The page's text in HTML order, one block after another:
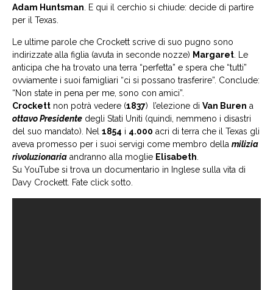
Adam Huntsman . E qui il cerchio si chiude: decide di partire
per il Texas.
Le ultime parole che Crockett scrive di suo pugno sono
indirizzate alla figlia (avuta in seconde nozze) Margaret . Le
anticipa che ha trovato una terra “perfetta” e spera che “tutti”
ovviamente i suoi famigliari “ci si possano trasferire”. Conclude:
“Non state in pena per me, sono con amici”.
Crockett non potrà vedere (1837) l’elezione di Van Buren a
ottavo Presidente degli Stati Uniti (quindi, nemmeno i disastri
del suo mandato). Nel 1854 i 4.000 acri di terra che il Texas gli
aveva promesso per i suoi servigi come membro della milizia
rivoluzionaria andranno alla moglie Elisabeth
Su YouTube si trova un documentario in Inglese sulla vita di
Davy Crockett. Fate click sotto.